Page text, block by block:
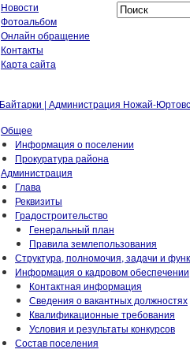
Новости
Фотоальбом
Онлайн обращение
Контакты
Карта сайта
Общее
Информация о поселении
Прокуратура района
Администрация
Глава
Реквизиты
Градостроительство
Генеральный план
Правила землепользования
Структура, полномочия, задачи и
Информация о кадровом обеспечении
Контактная информация
Сведения о вакантных должностях
Квалификационные требования
Условия и результаты конкурсов
Состав поселения